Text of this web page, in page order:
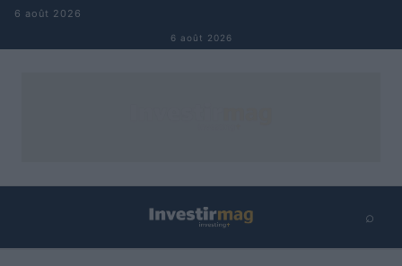
Aller au contenu
6 août 2026
6 août 2026
⌕